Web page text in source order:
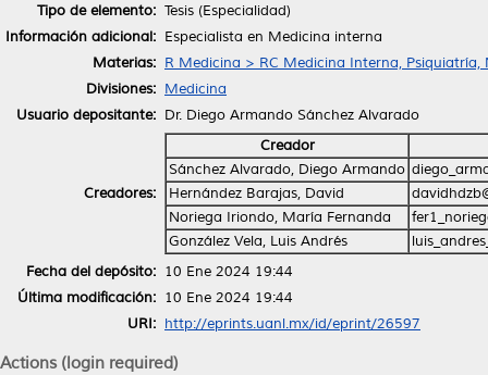
Tipo de elemento: Tesis (Especialidad)
Información adicional: Especialista en Medicina interna
Materias: R Medicina > RC Medicina Interna, Psiquiatría,
Divisiones: Medicina
Usuario depositante: Dr. Diego Armando Sánchez Alvarado
Creadores:
Creador
Sánchez Alvarado, Diego Armando
Hernández Barajas, David
Noriega Iriondo, María Fernanda
González Vela, Luis Andrés
Fecha del depósito: 10 Ene 2024 19:44
Última modificación: 10 Ene 2024 19:44
URI: http://eprints.uanl.mx/id/eprint/26597
Actions (login required)